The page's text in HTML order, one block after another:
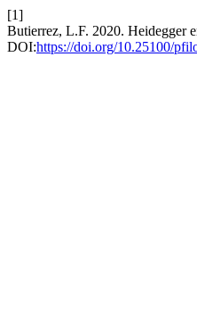
[1]
Butierrez, L.F. 2020. Heidegger
DOI:https://doi.org/10.25100/